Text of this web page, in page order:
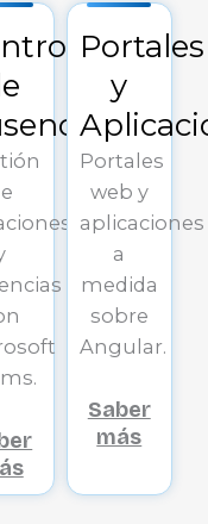
Portales
y
Portales
web y
aplicaciones
a
medida
sobre
Angular.
Saber
más